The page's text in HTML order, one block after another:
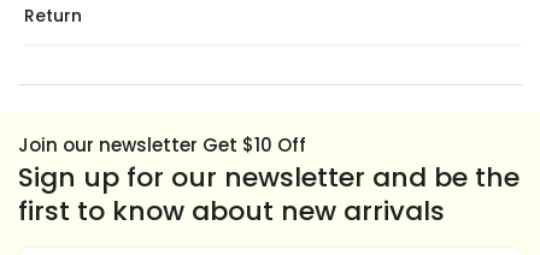
Return
Join our newsletter Get $10 Off
Sign up for our newsletter and be the
first to know about new arrivals